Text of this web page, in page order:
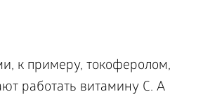
к примеру, токоферолом,
работать витамину C. А